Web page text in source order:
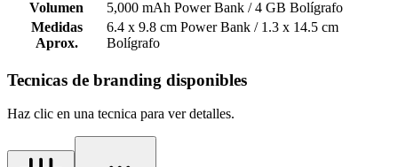
Volumen
5,000 mAh Power Bank / 4 GB Bolígrafo
Medidas
Aprox.
6.4 x 9.8 cm Power Bank / 1.3 x 14.5 cm
Bolígrafo
Tecnicas de branding disponibles
Haz clic en una tecnica para ver detalles.